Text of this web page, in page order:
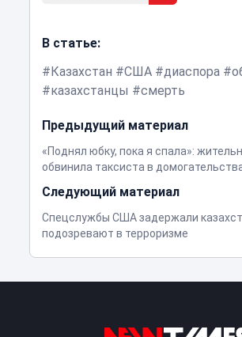
В статье:
Казахстан
США диаспора
казахстанцы
смерть
Предыдущий материал
«Поднял юбку, пока я спала»:
обвинила таксиста в
Следующий материал
Спецслужбы США задержали
подозревают в терроризме